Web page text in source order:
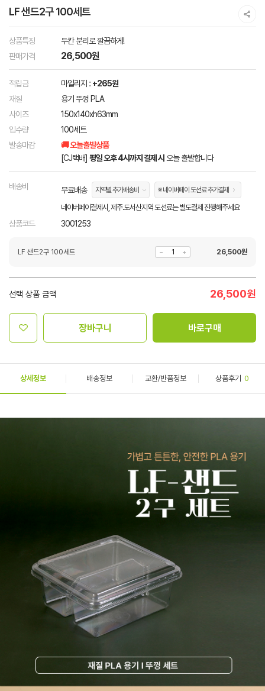
LF 샌드2구 100세트
상품특징
두칸 분리로 깔끔하게!
판매가격
26,500원
적립금 마일리지 : +265원
재질
용기 뚜껑 PLA
사이즈
150x140xh63mm
입수량
100세트
발송마감
🚚 오늘출발상품
[CJ택배] 평일 오후 4시까지 결제 시 오늘 출발합니다
배송비 무료배송 지역별 추가배송비 ※ 네이버페이 도선료 추가결제
네이버페이결제시, 제주.도서산지역 도선료는 별도결제 진행해주세요
상품코드 3001253
LF 샌드2구 100세트 26,500원
선택 상품 금액 26,500원
장바구니 바로구매
상세정보 배송정보 교환/반품정보 상품후기 0